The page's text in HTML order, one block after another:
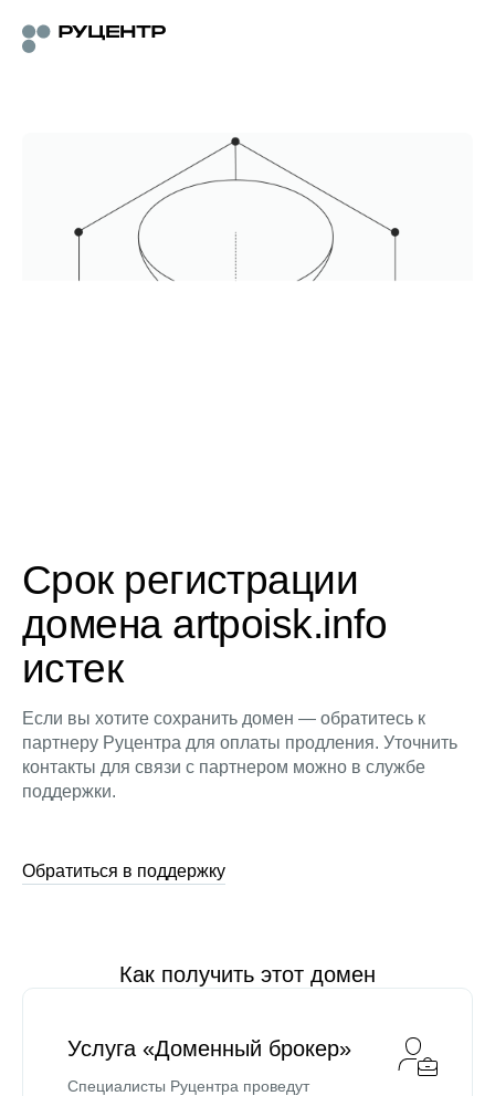
Срок регистрации
домена artpoisk.info
истек
Если вы хотите сохранить домен — обратитесь к
партнеру Руцентра для оплаты продления. Уточнить
контакты для связи с партнером можно в службе
поддержки.
Обратиться в поддержку
Как получить этот домен
Услуга «Доменный брокер»
Специалисты Руцентра проведут